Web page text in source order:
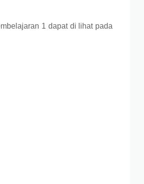
1 dapat di lihat pada